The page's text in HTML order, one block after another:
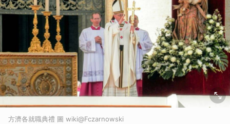
方濟各就職典禮 圖 wiki@Fczarnowski